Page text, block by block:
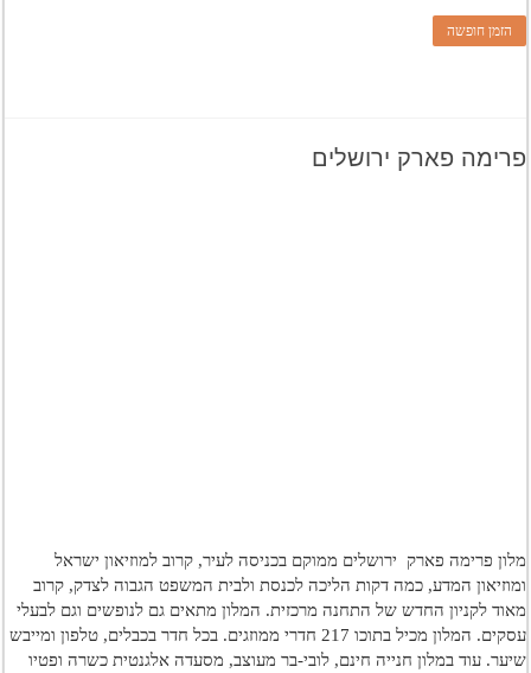
הזמן חופשה
פרימה פארק ירושלים
מלון פרימה פארק ירושלים ממוקם בכניסה לעיר, קרוב למוזיאון ישראל
ומוזיאון המדע, כמה דקות הליכה לכנסת ולבית המשפט הגבוה לצדק, קרוב
מאוד לקניון החדש של התחנה מרכזית. המלון מתאים גם לנופשים וגם לבעלי
עסקים. המלון מכיל בתוכו 217 חדרי ממוזגים. בכל חדר בכבלים, טלפון ומייבש
שיער. עוד במלון חנייה חינם, לובי-בר מעוצב, מסעדה אלגנטית כשרה ופטיו